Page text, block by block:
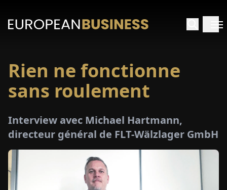
Rien ne fonctionne
sans roulement
Interview avec Michael Hartmann,
directeur général de FLT-Wälzlager GmbH